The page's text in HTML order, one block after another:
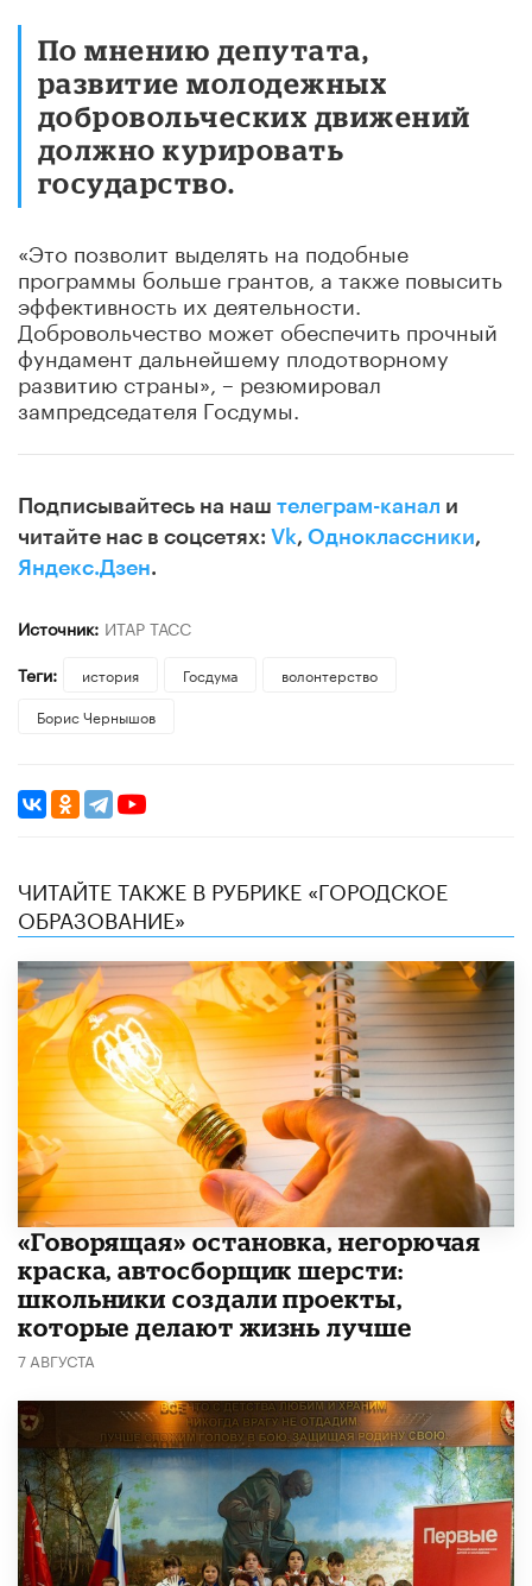
По мнению депутата,
развитие молодежных
добровольческих движений
должно курировать
государство.
«Это позволит выделять на подобные
программы больше грантов, а также повысить
эффективность их деятельности.
Добровольчество может обеспечить прочный
фундамент дальнейшему плодотворному
развитию страны», – резюмировал
зампредседателя Госдумы.
Подписывайтесь на наш телеграм-канал и
читайте нас в соцсетях: Vk, Одноклассники,
Яндекс.Дзен.
Источник: ИТАР ТАСС
Теги:
история Госдума
волонтерство
Борис Чернышов
ЧИТАЙТЕ ТАКЖЕ В РУБРИКЕ «ГОРОДСКОЕ
ОБРАЗОВАНИЕ»
​«Говорящая» остановка, негорючая
краска, автосборщик шерсти:
школьники создали проекты,
которые делают жизнь лучше
7 АВГУСТА